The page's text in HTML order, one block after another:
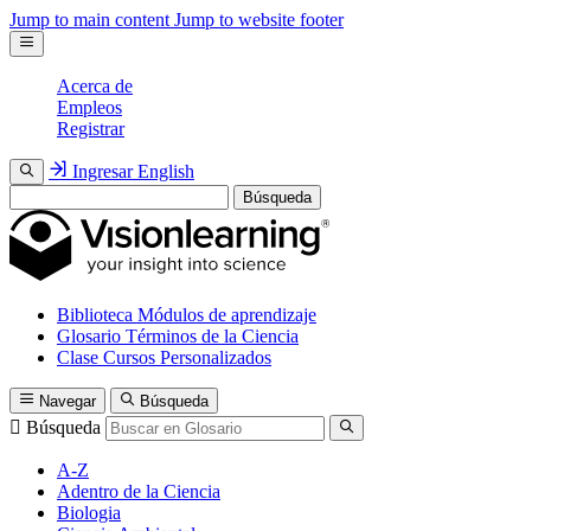
Jump to main content Jump to website footer
Acerca de
Empleos
Registrar
Ingresar English
Búsqueda
Biblioteca Módulos de aprendizaje
Glosario Términos de la Ciencia
Clase Cursos Personalizados
Navegar Búsqueda
Búsqueda
A-Z
Adentro de la Ciencia
Biologia